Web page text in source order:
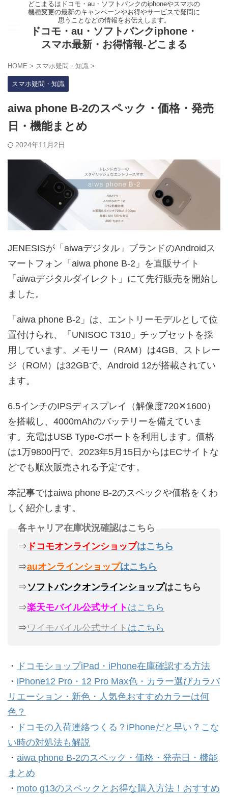
どこまるはドコモ・au・ソフトバンクのiphoneやスマホの
機種変更の最新のキャンペーンやお得やサービスで疑問に
思うことなどの情報をお伝えします。
ドコモ・au・ソフトバンクiphone・
スマホ最新・お得情報-どこまる
HOME > スマホ疑問・知識 >
スマホ疑問・知識
aiwa phone B-2のスペック・価格・発売
日・機能まとめ
2024年11月2日
JENESISが「aiwaデジタル」ブランドのAndroidス
マートフォン「aiwa phone B-2」を直販サイト
「aiwaデジタルダイレクト」にて先行販売を開始し
ました。
「aiwa phone B-2」は、エントリーモデルとして位
置付けられ、「UNISOC T310」チップセットを採
用しています。メモリー（RAM）は4GB、ストレー
ジ（ROM）は32GBで、Android 12が搭載されてい
ます。
6.5インチのIPSディスプレイ（解像度720✕1600）
を搭載し、4000mAhのバッテリーを備えていま
す。充電はUSB Type-Cポートを利用します。価格
は1万9800円で、2023年5月15日からはECサイトな
どでも順次販売される予定です。
本記事ではaiwa phone B-2のスペックや価格をくわ
しく紹介します。
各キャリア在庫状況確認はこちら
⇒ ドコモオンラインショップはこちら
⇒auオンラインショップはこちら
⇒ソフトバンクオンラインショップはこちら
⇒楽天モバイル公式サイト はこちら
⇒ワイモバイル公式サイト はこちら
・
ドコモショップiPad・iPhone在庫確認する方法
・ iPhone12 Pro・12 Pro Max色・カラー選びカラバ
リエーション・新色・人気色おすすめカラーは何
色？
・
ドコモの入荷連絡つくる？iPhoneだと早い？こな
い時の対処法も解説
・ aiwa phone B-2のスペック・価格・発売日・機能
まとめ
・ moto g13のスペックとお得な購入方法！おすすめ